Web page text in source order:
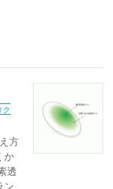
ク
方
か
透
ン